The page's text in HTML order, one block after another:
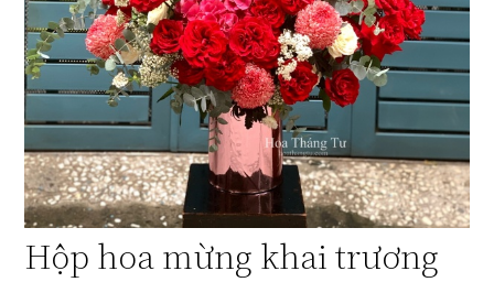
Hộp hoa mừng khai trương